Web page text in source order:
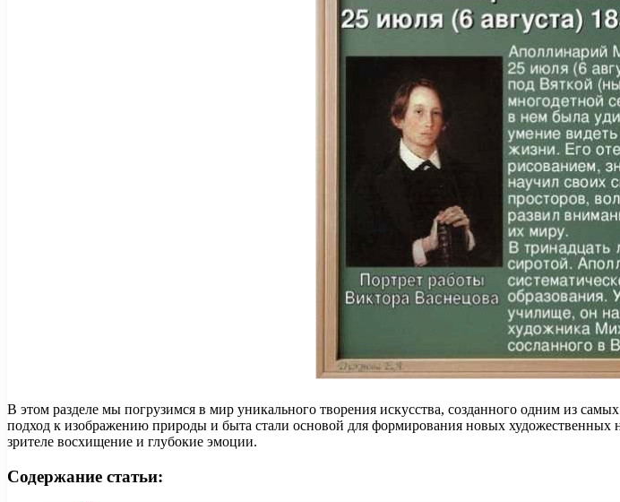
В этом разделе мы погрузимся в мир уникального творения искусства, созданного одним из
подход к изображению природы и быта стали основой для формирования новых
зрителе восхищение и глубокие эмоции.
Содержание статьи: